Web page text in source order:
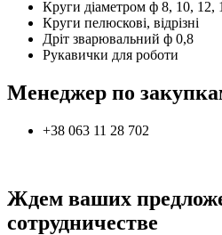
Круги діаметром ф 8, 10, 12,
Круги пелюскові, відрізні
Дріт зварювальний ф 0,8
Рукавички для роботи
Менеджер по
+38 063 11 28 702
Ждем ваших
сотрудничестве